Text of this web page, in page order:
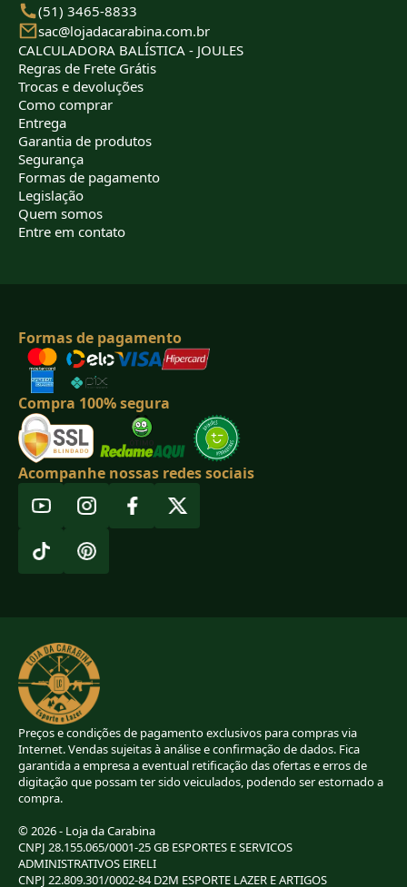
(51) 3465-8833
sac@lojadacarabina.com.br
CALCULADORA BALÍSTICA - JOULES
Regras de Frete Grátis
Trocas e devoluções
Como comprar
Entrega
Garantia de produtos
Segurança
Formas de pagamento
Legislação
Quem somos
Entre em contato
Formas de pagamento
Compra 100% segura
Acompanhe nossas redes sociais
Preços e condições de pagamento exclusivos para compras via
Internet. Vendas sujeitas à análise e confirmação de dados. Fica
garantida a empresa a eventual retificação das ofertas e erros de
digitação que possam ter sido veiculados, podendo ser estornado a
compra.
© 2026 - Loja da Carabina
CNPJ 28.155.065/0001-25 GB ESPORTES E SERVICOS
ADMINISTRATIVOS EIRELI
CNPJ 22.809.301/0002-84 D2M ESPORTE LAZER E ARTIGOS